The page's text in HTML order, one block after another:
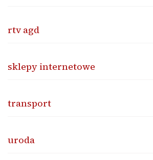
rtv agd
sklepy internetowe
transport
uroda